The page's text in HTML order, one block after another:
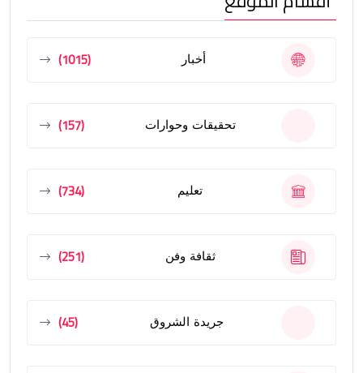
أخبار (1015)
تحقيقات وحوارات (157)
تعليم (734)
ثقافة وفن (251)
جريدة الشروق (45)